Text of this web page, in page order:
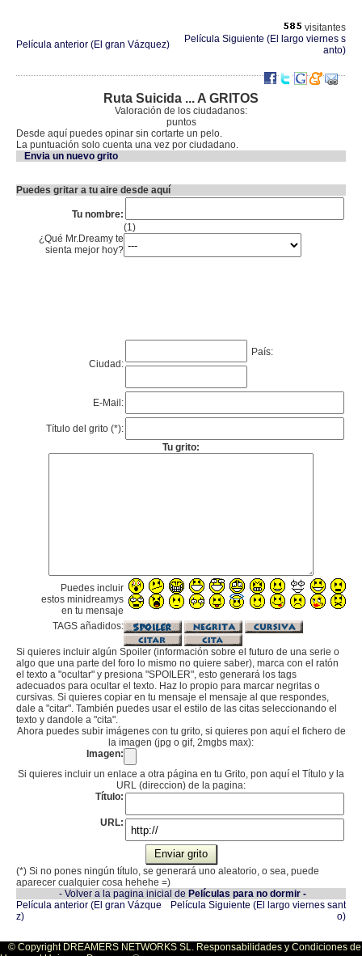
visitantes
Película anterior (El gran Vázquez)
Película Siguiente (El largo viernes s
anto)
Ruta Suicida ... A GRITOS
Valoración de los ciudadanos:
puntos
Desde aquí puedes opinar sin cortarte un pelo.
La puntuación solo cuenta una vez por ciudadano.
Envia un nuevo grito
Puedes gritar a tu aire desde aquí
Tu nombre:
(1)
¿Qué Mr.Dreamy te
sienta mejor hoy?
Ciudad:
País:
E-Mail:
Título del grito (*):
Tu grito:
Puedes incluir
estos minidreamys
en tu mensaje
TAGS añadidos:
Si quieres incluir algún Spoiler (información sobre el futuro de una serie o
algo que una parte del foro lo mismo no quiere saber), marca con el ratón
el texto a "ocultar" y presiona "SPOILER", esto generará los tags
adecuados para ocultar el texto. Haz lo propio para marcar negritas o
cursivas. Si quieres copiar en tu mensaje el mensaje al que respondes,
dale a "citar". También puedes usar el estilo de las citas seleccionando el
texto y dandole a "cita".
Ahora puedes subir imágenes con tu grito, si quieres pon aquí el fichero de
la imagen (jpg o gif, 2mgbs max):
Imagen:
Si quieres incluir un enlace a otra página en tu Grito, pon aquí el Título y la
URL (direccion) de la pagina:
Título:
URL:
(*) Si no pones ningún título, se generará uno aleatorio, o sea, puede
aparecer cualquier cosa hehehe =)
- Volver a la pagina inicial de Películas para no dormir -
Película anterior (El gran Vázque
z)
Película Siguiente (El largo viernes sant
o)
© Copyright DREAMERS NETWORKS SL. Responsabilidades y Condiciones de